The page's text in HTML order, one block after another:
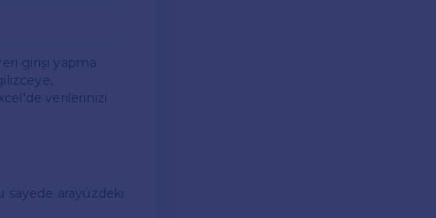
girişi yapma
verilerinizi
sayede arayüzdeki